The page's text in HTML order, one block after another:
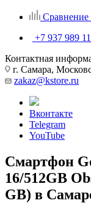
Сравнение
+7 937 989
Контактная
г. Самара,
zakaz@kstore.ru
Вконтакте
Telegram
YouTube
Смартфон
16/512GB
GB) в